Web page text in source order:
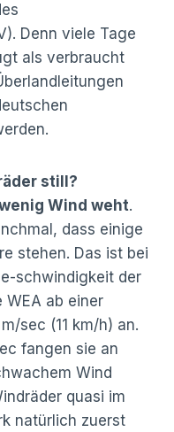
Denn viele Tage
als verbraucht
still?
Wind weht.
dass einige
stehen. Das ist bei
schwindigkeit der
WEA ab einer
sec (11 km/h) an.
fangen sie an
Wind
quasi im
natürlich zuerst